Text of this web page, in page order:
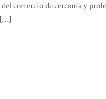
comercio de cercanía y
[…]